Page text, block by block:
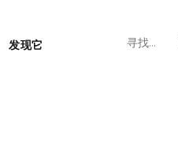
发现它